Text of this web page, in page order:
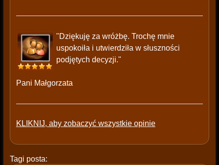
"Dziękuję za wróżbę. Trochę mnie
uspokoiła i utwierdziła w słuszności
podjętych decyzji."
Pani Małgorzata
KLIKNIJ, aby zobaczyć wszystkie opinie
Tagi posta: